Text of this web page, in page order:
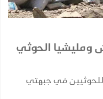
ومليشيا الحوثي
في جبهتي